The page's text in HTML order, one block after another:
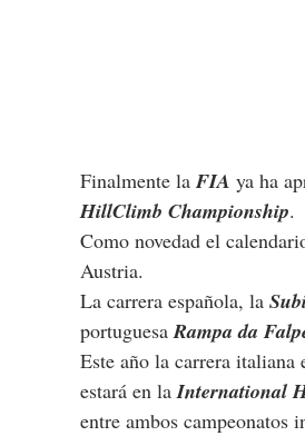
Finalmente la FIA ya ha
HillClimb Championship.
Como novedad el
Austria.
La carrera española, la
portuguesa Rampa da
Este año la carrera italiana
estará en la International
entre ambos campeonatos